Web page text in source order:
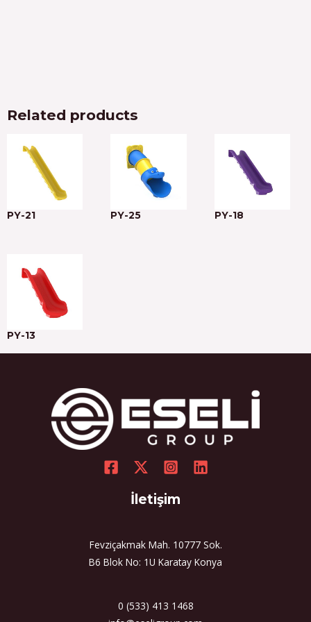
Related products
PY-21 PY-25 PY-18
PY-13
İletişim
Fevziçakmak Mah. 10777 Sok.
B6 Blok No: 1U Karatay Konya
0 (533) 413 1468